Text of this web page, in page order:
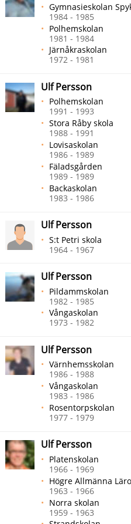
Gymnasieskolan
1984 - 1985
Polhemskolan
1981 - 1984
Järnåkraskolan
1972 - 1981
Ulf Persson
Polhemskolan
1991 - 1993
Stora Råby skola
1988 - 1991
Lovisaskolan
1986 - 1989
Fäladsgården
1989 - 1989
Backaskolan
1983 - 1986
Ulf Persson
S:t Petri skola
1964 - 1967
Ulf Persson
Pildammskolan
1982 - 1985
Vångaskolan
1973 - 1982
Ulf Persson
Värnhemsskolan
1986 - 1988
Vångaskolan
1983 - 1986
Rosentorpskolan
1977 - 1979
Ulf Persson
Platenskolan
1966 - 1969
Högre Allmänna
1963 - 1966
Norra skolan
1959 - 1963